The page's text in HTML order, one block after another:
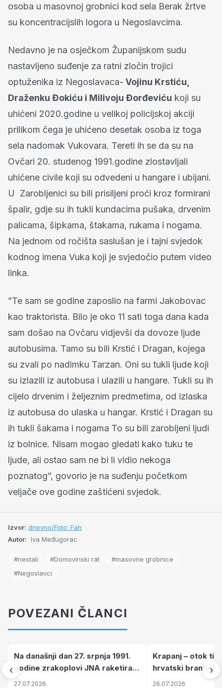
osoba u masovnoj grobnici kod sela Berak žrtve
su koncentracijslih logora u Negoslavcima.
Nedavno je na osječkom Županijskom sudu
nastavljeno suđenje za ratni zločin trojici
optuženika iz Negoslavaca- Vojinu Krstiću,
Draženku Đokiću i Milivoju Đorđeviću koji su
uhićeni 2020.godine u velikoj policijskoj akciji
prilikom čega je uhićeno desetak osoba iz toga
sela nadomak Vukovara. Tereti ih se da su na
Ovčari 20. studenog 1991.godine zlostavljali
uhićene civile koji su odvedeni u hangare i ubijani.
U Zarobljenici su bili prisiljeni proći kroz formirani
špalir, gdje su ih tukli kundacima pušaka, drvenim
palicama, šipkama, štakama, rukama i nogama.
Na jednom od ročišta saslušan je i tajni svjedok
kodnog imena Vuka koji je svjedočio putem video
linka.
”Te sam se godine zaposlio na farmi Jakobovac
kao traktorista. Bilo je oko 11 sati toga dana kada
sam došao na Ovčaru vidjevši da dovoze ljude
autobusima. Tamo su bili Krstić i Dragan, kojega
su zvali po nadimku Tarzan. Oni su tukli ljude koji
su izlazili iz autobusa i ulazili u hangare. Tukli su ih
cijelo drvenim i željeznim predmetima, od izlaska
iz autobusa do ulaska u hangar. Krstić i Dragan su
ih tukli šakama i nogama To su bili zarobljeni ljudi
iz bolnice. Nisam mogao gledati kako tuku te
ljude, ali ostao sam ne bi li vidio nekoga
poznatog”, govorio je na suđenju početkom
veljače ove godine zaštićeni svjedok.
Izvor: dnevno/Foto: Fah
Autor: Iva Međugorac
#nestali #Domovinski rat
#masovne grobnice
#Negoslavci
POVEZANI ČLANCI
‹
Na današnji dan 27. srpnja 1991.
godine zrakoplovi JNA raketirali
su vojarnu i obučni centar "Nikola
27.07.2026
Krapanj – otok
hrvatski branitelji
pronalaze mir
26.07.2026
›